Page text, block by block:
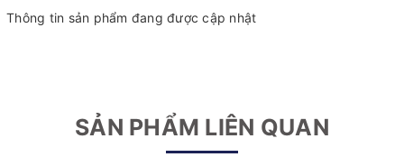
Thông tin sản phẩm đang được cập nhật
SẢN PHẨM LIÊN QUAN